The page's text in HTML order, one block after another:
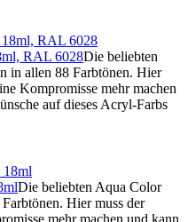
RAL 6028Die beliebten
in allen 88 Farbtönen. Hier
Kompromisse mehr machen
auf dieses Acryl-Farbs
Die beliebten Aqua Color
Hier muss der
mehr machen und kann